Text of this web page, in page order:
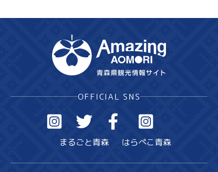
OFFICIAL SNS
まるごと青森 はらぺこ青森